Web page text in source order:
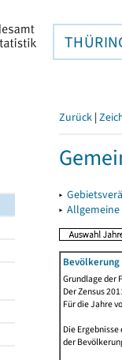
Zurück |
▸
▸
Grundlage der
Der Zensus
Für die Jahre
Die
der